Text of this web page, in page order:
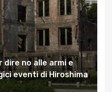
dire no alle armi e
eventi di Hiroshima